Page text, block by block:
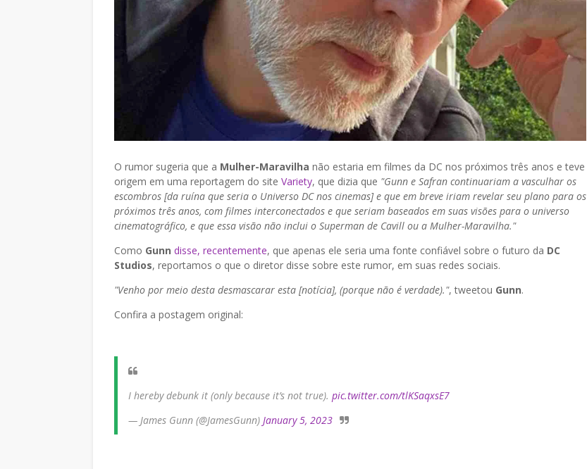
O rumor sugeria que a Mulher-Maravilha não estaria em filmes da DC nos próximos três anos e teve
origem em uma reportagem do site Variety, que dizia que "Gunn e Safran continuariam a vasculhar os
escombros [da ruína que seria o Universo DC nos cinemas] e que em breve iriam revelar seu plano para os
próximos três anos, com filmes interconectados e que seriam baseados em suas visões para o universo
cinematográfico, e que essa visão não inclui o Superman de Cavill ou a Mulher-Maravilha."
Como Gunn disse, recentemente, que apenas ele seria uma fonte confiável sobre o futuro da DC
Studios, reportamos o que o diretor disse sobre este rumor, em suas redes sociais.
"Venho por meio desta desmascarar esta [notícia], (porque não é verdade).", tweetou Gunn.
Confira a postagem original:
I hereby debunk it (only because it’s not true). pic.twitter.com/tlKSaqxsE7
— James Gunn (@JamesGunn) January 5, 2023